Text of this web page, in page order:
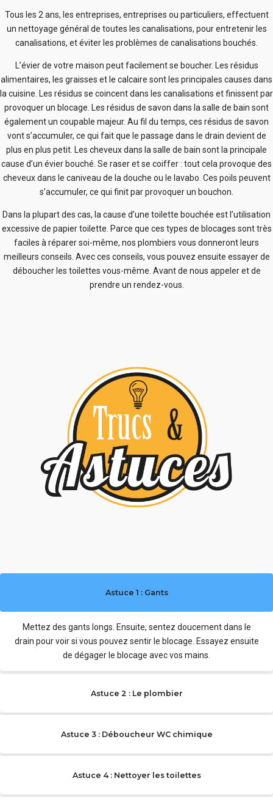
Tous les 2 ans, les entreprises, entreprises ou particuliers, effectuent
un nettoyage général de toutes les canalisations, pour entretenir les
canalisations, et éviter les problèmes de canalisations bouchés.
L’évier de votre maison peut facilement se boucher. Les résidus
alimentaires, les graisses et le calcaire sont les principales causes dans
la cuisine. Les résidus se coincent dans les canalisations et finissent par
provoquer un blocage. Les résidus de savon dans la salle de bain sont
également un coupable majeur. Au fil du temps, ces résidus de savon
vont s’accumuler, ce qui fait que le passage dans le drain devient de
plus en plus petit. Les cheveux dans la salle de bain sont la principale
cause d’un évier bouché. Se raser et se coiffer : tout cela provoque des
cheveux dans le caniveau de la douche ou le lavabo. Ces poils peuvent
s’accumuler, ce qui finit par provoquer un bouchon.
Dans la plupart des cas, la cause d’une toilette bouchée est l’utilisation
excessive de papier toilette. Parce que ces types de blocages sont très
faciles à réparer soi-même, nos plombiers vous donneront leurs
meilleurs conseils. Avec ces conseils, vous pouvez ensuite essayer de
déboucher les toilettes vous-même. Avant de nous appeler et de
prendre un rendez-vous.
Astuce 1 : Gants
Mettez des gants longs. Ensuite, sentez doucement dans le
drain pour voir si vous pouvez sentir le blocage. Essayez ensuite
de dégager le blocage avec vos mains.
Astuce 2 : Le plombier
Astuce 3 : Déboucheur WC chimique
Astuce 4 : Nettoyer les toilettes